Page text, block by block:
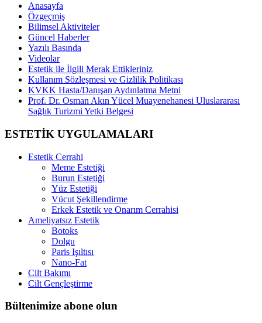
Anasayfa
Özgeçmiş
Bilimsel Aktiviteler
Güncel Haberler
Yazılı Basında
Videolar
Estetik ile İlgili Merak Ettikleriniz
Kullanım Sözleşmesi ve Gizlilik Politikası
KVKK Hasta/Danışan Aydınlatma Metni
Prof. Dr. Osman Akın Yücel Muayenehanesi Uluslararası
Sağlık Turizmi Yetki Belgesi
ESTETİK UYGULAMALARI
Estetik Cerrahi
Meme Estetiği
Burun Estetiği
Yüz Estetiği
Vücut Şekillendirme
Erkek Estetik ve Onarım Cerrahisi
Ameliyatsız Estetik
Botoks
Dolgu
Paris Işıltısı
Nano-Fat
Cilt Bakımı
Cilt Gençleştirme
Bültenimize abone olun